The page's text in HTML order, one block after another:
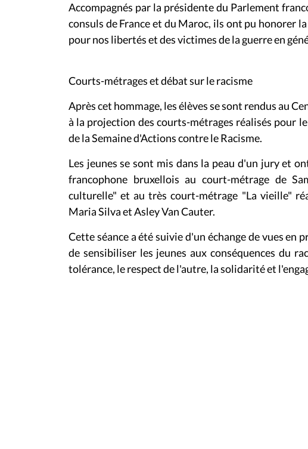
Accompagnés par la présidente du Parlement
consuls de France et du Maroc, ils ont pu honorer
pour nos libertés et des victimes de la guerre en
Courts-métrages et débat sur le racisme
Après cet hommage, les élèves se sont rendus au
à la projection des courts-métrages réalisés pour
de la Semaine d'Actions contre le Racisme.
Les jeunes se sont mis dans la peau d'un jury et
francophone bruxellois au court-métrage de
culturelle" et au très court-métrage "La vieille"
Maria Silva et Asley Van Cauter.
Cette séance a été suivie d'un échange de vues en
de sensibiliser les jeunes aux conséquences du
tolérance, le respect de l'autre, la solidarité et